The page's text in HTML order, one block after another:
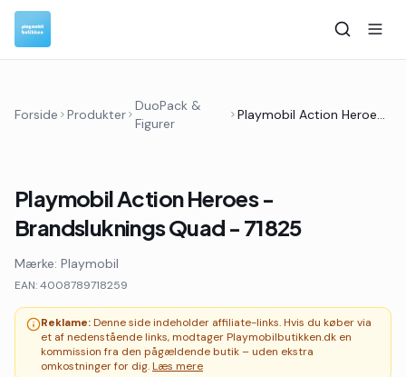
Forside Produkter
DuoPack &
Figurer
Playmobil Action Heroes - Brandsluknings Quad - 71825
Playmobil Action Heroes -
Brandsluknings Quad - 71825
Mærke: Playmobil
EAN:4008789718259
Reklame:Denne side indeholder affiliate-links. Hvis du køber via
et af nedenstående links, modtager Playmobilbutikken.dk en
kommission fra den pågældende butik – uden ekstra
omkostninger for dig.Læs mere